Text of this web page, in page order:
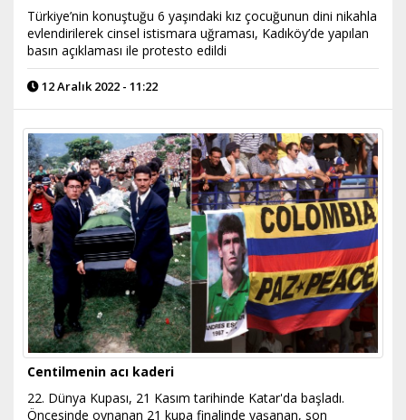
Türkiye’nin konuştuğu 6 yaşındaki kız çocuğunun dini nikahla
evlendirilerek cinsel istismara uğraması, Kadıköy’de yapılan
basın açıklaması ile protesto edildi
12 Aralık 2022 - 11:22
Centilmenin acı kaderi
22. Dünya Kupası, 21 Kasım tarihinde Katar'da başladı.
Öncesinde oynanan 21 kupa finalinde yaşanan, son